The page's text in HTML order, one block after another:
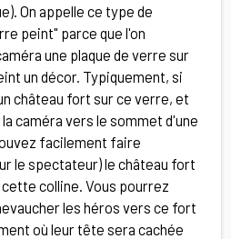
On appelle ce type de
peint" parce que l'on
une plaque de verre sur
un décor. Typiquement, si
château fort sur ce verre, et
caméra vers le sommet d'une
facilement faire
le spectateur) le château fort
colline. Vous pourrez
les héros vers ce fort
où leur tête sera cachée